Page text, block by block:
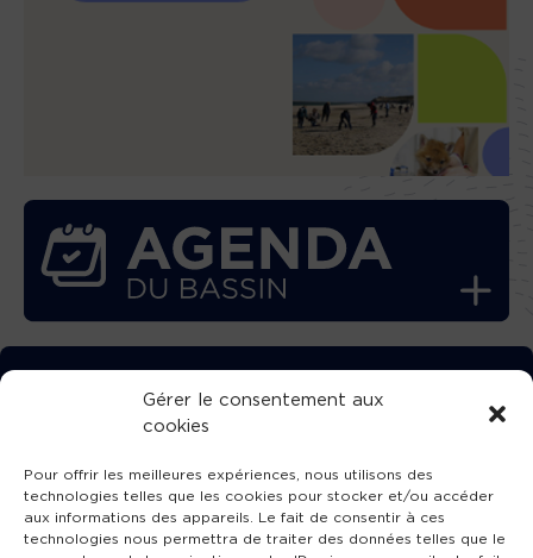
Gérer le consentement aux
cookies
Pour offrir les meilleures expériences, nous utilisons des
technologies telles que les cookies pour stocker et/ou accéder
aux informations des appareils. Le fait de consentir à ces
technologies nous permettra de traiter des données telles que le
TÉLÉCHARGEZ GRATUITEMENT
L’APPLICATION TVBA !